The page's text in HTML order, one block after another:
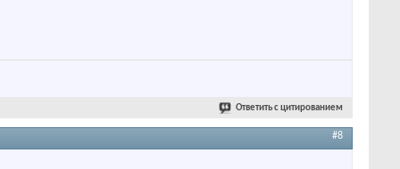
Ответить с цитированием
#8